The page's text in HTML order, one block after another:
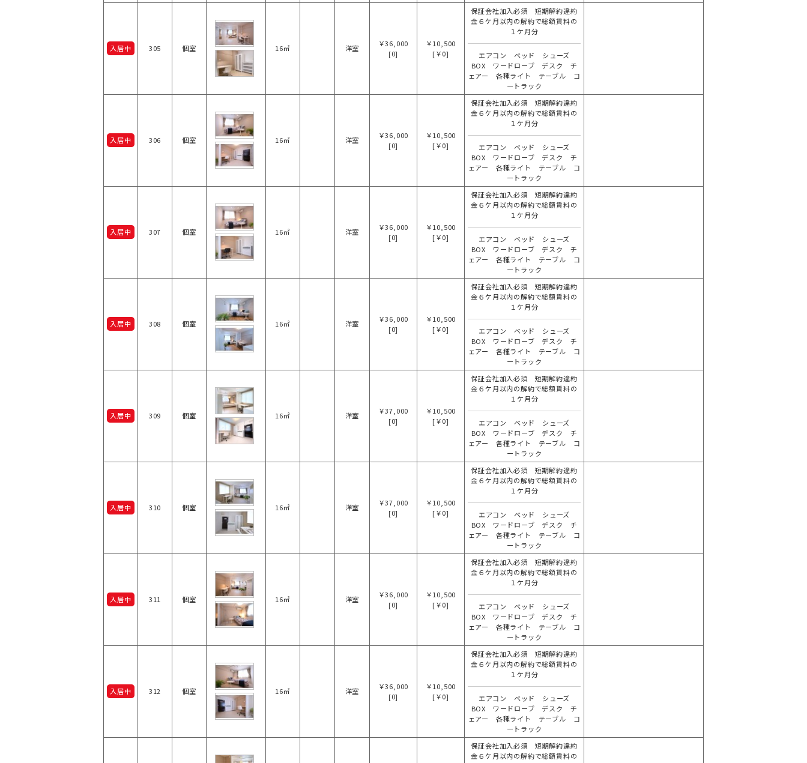
入居中 305 個室 16㎡ 洋室
￥36,000
[0]
￥10,500
[￥0]
保証会社加入必須 短期解約違約
金６ケ月以内の解約で総額賃料の
１ケ月分
エアコン ベッド シューズ
BOX ワードローブ デスク チ
ェアー 各種ライト テーブル コ
ートラック
入居中 306 個室 16㎡ 洋室
￥36,000
[0]
￥10,500
[￥0]
保証会社加入必須 短期解約違約
金６ケ月以内の解約で総額賃料の
１ケ月分
エアコン ベッド シューズ
BOX ワードローブ デスク チ
ェアー 各種ライト テーブル コ
ートラック
入居中 307 個室 16㎡ 洋室
￥36,000
[0]
￥10,500
[￥0]
保証会社加入必須 短期解約違約
金６ケ月以内の解約で総額賃料の
１ケ月分
エアコン ベッド シューズ
BOX ワードローブ デスク チ
ェアー 各種ライト テーブル コ
ートラック
入居中 308 個室 16㎡ 洋室
￥36,000
[0]
￥10,500
[￥0]
保証会社加入必須 短期解約違約
金６ケ月以内の解約で総額賃料の
１ケ月分
エアコン ベッド シューズ
BOX ワードローブ デスク チ
ェアー 各種ライト テーブル コ
ートラック
入居中 309 個室 16㎡ 洋室
￥37,000
[0]
￥10,500
[￥0]
保証会社加入必須 短期解約違約
金６ケ月以内の解約で総額賃料の
１ケ月分
エアコン ベッド シューズ
BOX ワードローブ デスク チ
ェアー 各種ライト テーブル コ
ートラック
入居中 310 個室 16㎡ 洋室
￥37,000
[0]
￥10,500
[￥0]
保証会社加入必須 短期解約違約
金６ケ月以内の解約で総額賃料の
１ケ月分
エアコン ベッド シューズ
BOX ワードローブ デスク チ
ェアー 各種ライト テーブル コ
ートラック
入居中 311 個室 16㎡ 洋室
￥36,000
[0]
￥10,500
[￥0]
保証会社加入必須 短期解約違約
金６ケ月以内の解約で総額賃料の
１ケ月分
エアコン ベッド シューズ
BOX ワードローブ デスク チ
ェアー 各種ライト テーブル コ
ートラック
入居中 312 個室 16㎡ 洋室
￥36,000
[0]
￥10,500
[￥0]
保証会社加入必須 短期解約違約
金６ケ月以内の解約で総額賃料の
１ケ月分
エアコン ベッド シューズ
BOX ワードローブ デスク チ
ェアー 各種ライト テーブル コ
ートラック
保証会社加入必須 短期解約違約
金６ケ月以内の解約で総額賃料の